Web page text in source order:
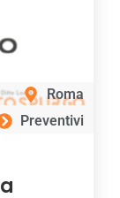
Roma
Preventivi